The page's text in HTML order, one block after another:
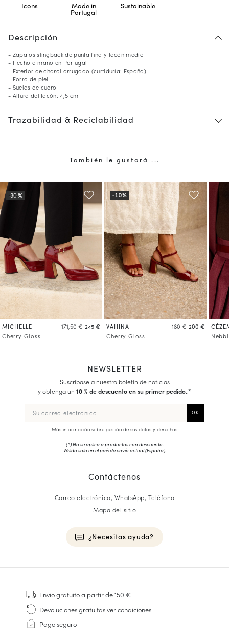
Icons Made in
Portugal
Sustainable
Descripción
- Zapatos slingback de punta fina y tacón medio
- Hecho a mano en Portugal
- Exterior de charol arrugado (curtiduría: España)
- Forro de piel
- Suelas de cuero
- Altura del tacón: 4,5 cm
Trazabilidad & Reciclabilidad
También le gustará ...
MICHELLE 171,50 € 245 €
Cherry Gloss
VAHINA 180 € 200 €
Cherry Gloss
NEWSLETTER
Suscríbase a nuestro boletín de noticias
y obtenga un 10 % de descuento en su primer pedido..*
Más información sobre gestión de sus datos y derechos
(*) No se aplica a productos con descuento.
Válido solo en el país de envío actual (España).
Contáctenos
Correo electrónico, WhatsApp, Teléfono
Mapa del sitio
¿Necesitas ayuda?
Zapatillas
Cosido Goodyear
Derbies y Richelieu
Envio gratuitoa partir de 150 € .
Devoluciones gratuitasver condiciones
Pago seguro